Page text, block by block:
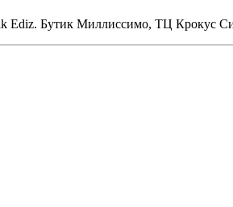
Ediz. Бутик Миллиссимо, ТЦ